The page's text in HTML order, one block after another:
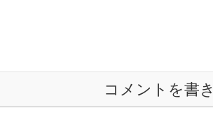
コメントを書